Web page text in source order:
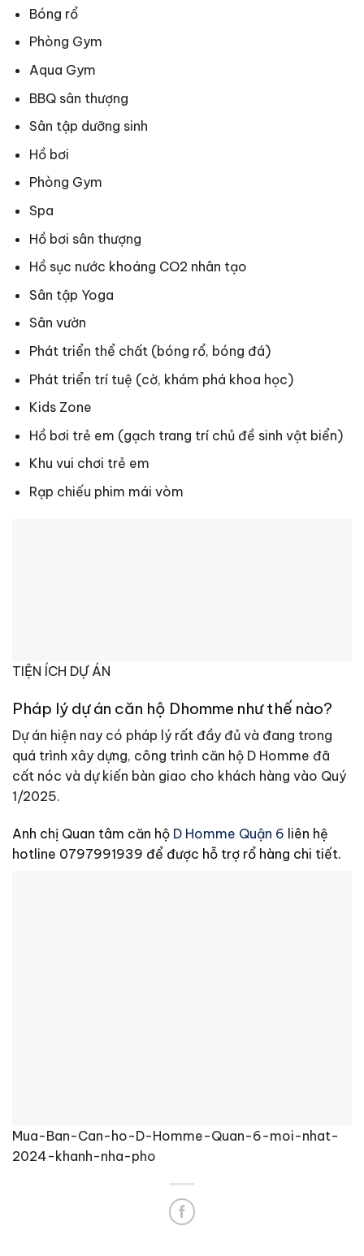
Bóng rổ
Phòng Gym
Aqua Gym
BBQ sân thượng
Sân tập dưỡng sinh
Hồ bơi
Phòng Gym
Spa
Hồ bơi sân thượng
Hồ sục nước khoáng CO2 nhân tạo
Sân tập Yoga
Sân vườn
Phát triển thể chất (bóng rổ, bóng đá)
Phát triển trí tuệ (cờ, khám phá khoa học)
Kids Zone
Hồ bơi trẻ em (gạch trang trí chủ đề sinh vật biển)
Khu vui chơi trẻ em
Rạp chiếu phim mái vòm
TIỆN ÍCH DỰ ÁN
Pháp lý dự án căn hộ Dhomme như thế nào?
Dự án hiện nay có pháp lý rất đầy đủ và đang trong
quá trình xây dựng, công trình căn hộ D Homme đã
cất nóc và dự kiến bàn giao cho khách hàng vào Quý
1/2025.
Anh chị Quan tâm căn hộ D Homme Quận 6 liên hệ
hotline 0797991939 để được hỗ trợ rổ hàng chi tiết.
Mua-Ban-Can-ho-D-Homme-Quan-6-moi-nhat-
2024-khanh-nha-pho